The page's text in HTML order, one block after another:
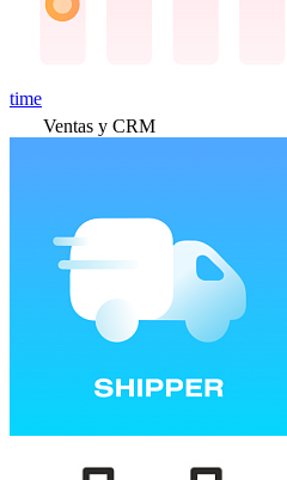
time
Ventas y CRM